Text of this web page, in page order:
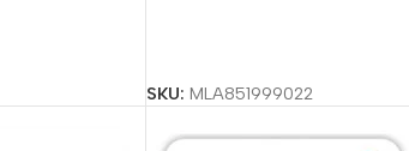
SKU: MLA851999022